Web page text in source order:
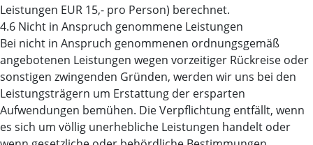
Leistungen EUR 15,- pro Person) berechnet.
4.6 Nicht in Anspruch genommene Leistungen
Bei nicht in Anspruch genommenen ordnungsgemäß
angebotenen Leistungen wegen vorzeitiger Rückreise oder
sonstigen zwingenden Gründen, werden wir uns bei den
Leistungsträgern um Erstattung der ersparten
Aufwendungen bemühen. Die Verpflichtung entfällt, wenn
es sich um völlig unerhebliche Leistungen handelt oder